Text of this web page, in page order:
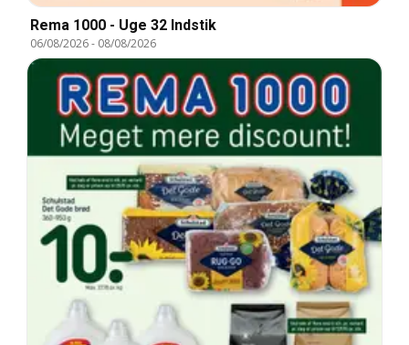
Rema 1000 - Uge 32 Indstik
06/08/2026- 08/08/2026